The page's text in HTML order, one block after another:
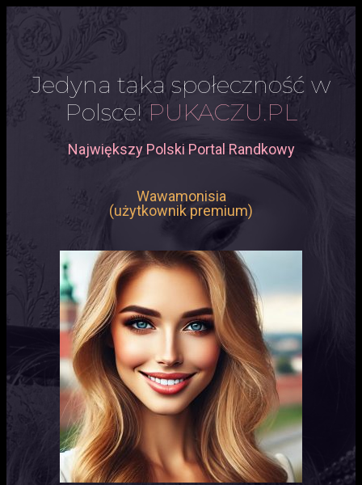
Jedyna taka społeczność w
Polsce!PUKACZU.PL
Największy Polski Portal Randkowy
Wawamonisia
(użytkownik premium)